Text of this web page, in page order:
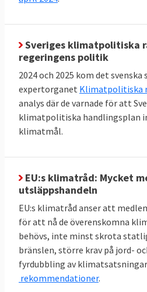
växthusgaser.
förnybart
Jämfört med 2005 ska
sin primära
procent till högst 992,5
Andelen förnybar energi i
mellan 2020 och 2030 till
men gärna 45 procent.
den största andelen
EU-länderna:66 procent
finns något specifikt krav
medlemsländer utan
Sveriges klimatpolitiska
regeringens politik
2024 och 2025 kom det
expertorganet Klimatpolitiska
analys där de varnade för att
klimatpolitiska handlingsplan
klimatmål.
EU:s klimatråd: Mycket
utsläppshandeln
EU:s klimatråd anser att
för att nå de överenskomna
behövs, inte minst skrota
bränslen, större krav på jord-
fyrdubbling av
rekommendationer.